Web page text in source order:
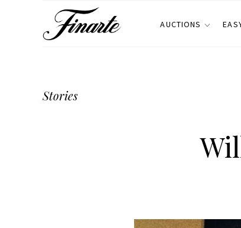
AUCTIONS
Stories